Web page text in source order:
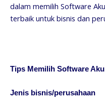
dalam memilih Software
terbaik untuk bisnis dan
Tips Memilih Software
Jenis bisnis/perusahaan